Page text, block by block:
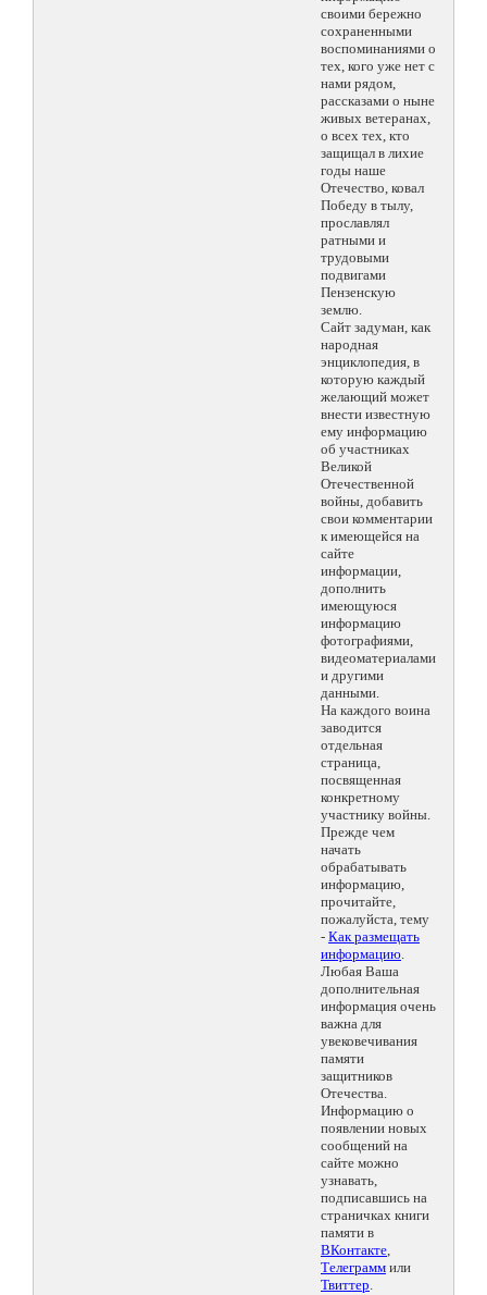
своими бережно
сохраненными
воспоминаниями о
тех, кого уже нет с
нами рядом,
рассказами о ныне
живых ветеранах,
о всех тех, кто
защищал в лихие
годы наше
Отечество, ковал
Победу в тылу,
прославлял
ратными и
трудовыми
подвигами
Пензенскую
землю.
Сайт задуман, как
народная
энциклопедия, в
которую каждый
желающий может
внести известную
ему информацию
об участниках
Великой
Отечественной
войны, добавить
свои комментарии
к имеющейся на
сайте
информации,
дополнить
имеющуюся
информацию
фотографиями,
видеоматериалами
и другими
данными.
На каждого воина
заводится
отдельная
страница,
посвященная
конкретному
участнику войны.
Прежде чем
начать
обрабатывать
информацию,
прочитайте,
пожалуйста, тему
- Как размещать
информацию.
Любая Ваша
дополнительная
информация очень
важна для
увековечивания
памяти
защитников
Отечества.
Информацию о
появлении новых
сообщений на
сайте можно
узнавать,
подписавшись на
страничках книги
памяти в
ВКонтакте,
Телеграмм или
Твиттер.